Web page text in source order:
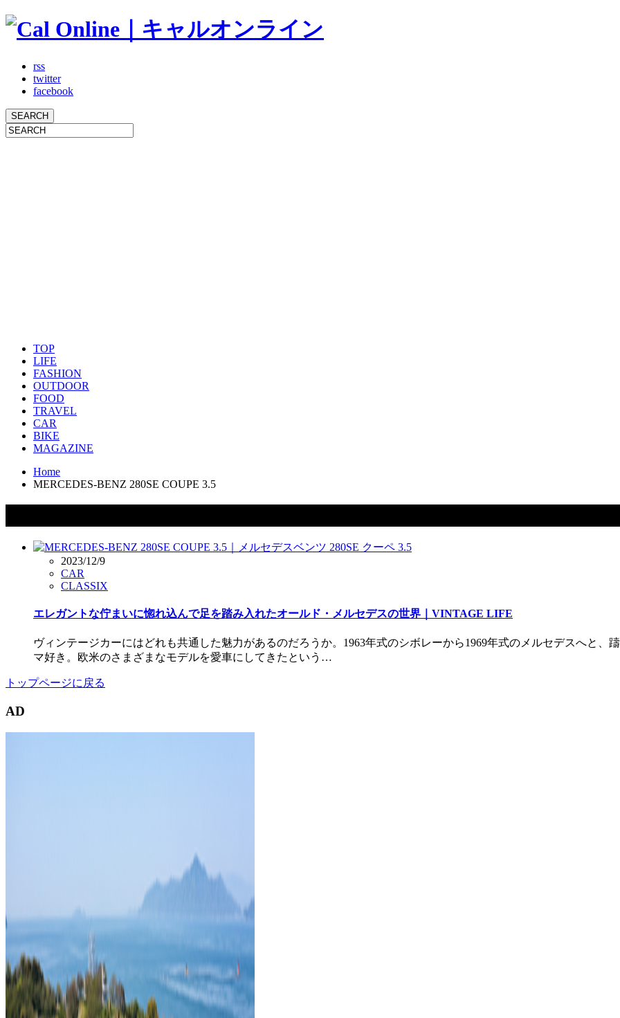
rss
twitter
facebook
TOP
LIFE
FASHION
OUTDOOR
FOOD
TRAVEL
CAR
BIKE
MAGAZINE
Home
MERCEDES-BENZ 280SE COUPE 3.5
2023/12/9
CAR
CLASSIX
エレガントな佇まいに惚れ込んで足を踏み入れたオールド・メルセデスの世界｜VINTAGE LIFE
ヴィンテージカーにはどれも共通した魅力があるのだろうか。1963年式のシボレーから1969年式のメルセデスへと
マ好き。欧米のさまざまなモデルを愛車にしてきたという…
トップページに戻る
AD